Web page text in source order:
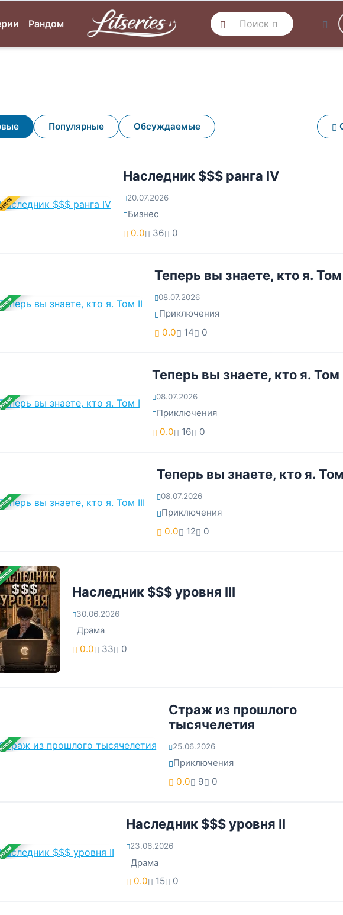
Рандом
Популярные Обсуждаемые
Наследник $$$ ранга IV
20.07.2026
Бизнес
0.0
36 0
Теперь вы знаете, кто я. Том
08.07.2026
Приключения
0.0
14 0
Теперь вы знаете, кто я. Том
08.07.2026
Приключения
0.0
16 0
Теперь вы знаете, кто я.
08.07.2026
Приключения
0.0
12 0
Наследник $$$ уровня III
30.06.2026
Драма
0.0
33 0
Страж из прошлого
тысячелетия
25.06.2026
Приключения
0.0
9 0
Наследник $$$ уровня II
23.06.2026
Драма
0.0
15 0